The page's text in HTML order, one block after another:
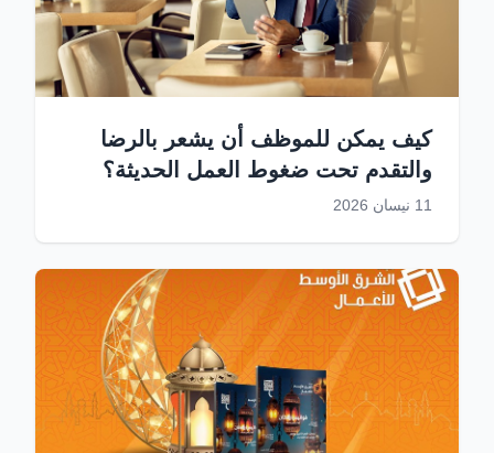
كيف يمكن للموظف أن يشعر بالرضا
والتقدم تحت ضغوط العمل الحديثة؟
11 نيسان 2026